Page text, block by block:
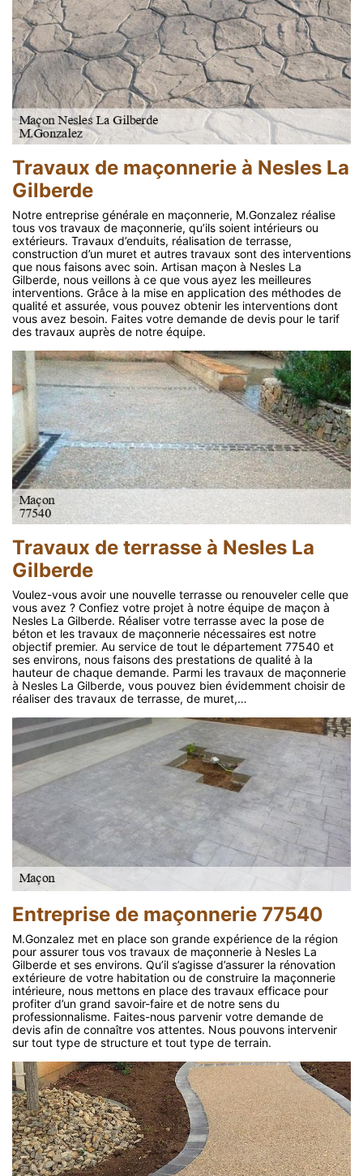
Travaux de maçonnerie à Nesles La
Gilberde
Notre entreprise générale en maçonnerie, M.Gonzalez réalise
tous vos travaux de maçonnerie, qu’ils soient intérieurs ou
extérieurs. Travaux d’enduits, réalisation de terrasse,
construction d’un muret et autres travaux sont des interventions
que nous faisons avec soin. Artisan maçon à Nesles La
Gilberde, nous veillons à ce que vous ayez les meilleures
interventions. Grâce à la mise en application des méthodes de
qualité et assurée, vous pouvez obtenir les interventions dont
vous avez besoin. Faites votre demande de devis pour le tarif
des travaux auprès de notre équipe.
Travaux de terrasse à Nesles La
Gilberde
Voulez-vous avoir une nouvelle terrasse ou renouveler celle que
vous avez ? Confiez votre projet à notre équipe de maçon à
Nesles La Gilberde. Réaliser votre terrasse avec la pose de
béton et les travaux de maçonnerie nécessaires est notre
objectif premier. Au service de tout le département 77540 et
ses environs, nous faisons des prestations de qualité à la
hauteur de chaque demande. Parmi les travaux de maçonnerie
à Nesles La Gilberde, vous pouvez bien évidemment choisir de
réaliser des travaux de terrasse, de muret,…
Entreprise de maçonnerie 77540
M.Gonzalez met en place son grande expérience de la région
pour assurer tous vos travaux de maçonnerie à Nesles La
Gilberde et ses environs. Qu’il s’agisse d’assurer la rénovation
extérieure de votre habitation ou de construire la maçonnerie
intérieure, nous mettons en place des travaux efficace pour
profiter d’un grand savoir-faire et de notre sens du
professionnalisme. Faites-nous parvenir votre demande de
devis afin de connaître vos attentes. Nous pouvons intervenir
sur tout type de structure et tout type de terrain.